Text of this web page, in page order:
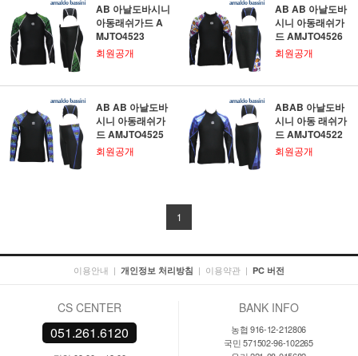
AB 아날도바시니
아동래쉬가드 A
MJTO4523
회원공개
AB AB 아날도바
시니 아동래쉬가
드 AMJTO4526
회원공개
AB AB 아날도바
시니 아동래쉬가
드 AMJTO4525
회원공개
ABAB 아날도바
시니 아동 래쉬가
드 AMJTO4522
회원공개
1
이용안내 | 개인정보 처리방침 | 이용약관 | PC 버전
CS CENTER
051.261.6120
BANK INFO
농협 916-12-212806
국민 571502-96-102265